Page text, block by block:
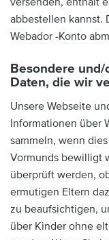
abbestellen kannst.
Webador -Konto
Besondere
Daten, die wir
Unsere Webseite
Informationen über
sammeln, wenn
Vormunds bewilligt
überprüft werden,
ermutigen Eltern
zu beaufsichtigen,
über Kinder ohne